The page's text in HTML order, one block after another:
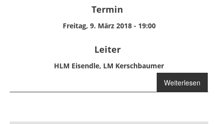
Termin
Freitag, 9. März 2018 - 19:00
Leiter
HLM Eisendle, LM Kerschbaumer
Weiterlesen
über Schulung
Atemschutz